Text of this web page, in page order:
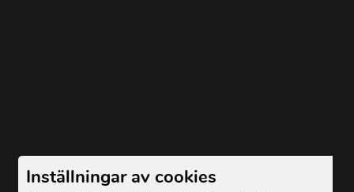
Inställningar av cookies